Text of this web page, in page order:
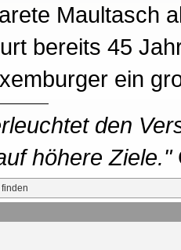
Maultasch
bereits 45
ein
den
höhere Ziele."